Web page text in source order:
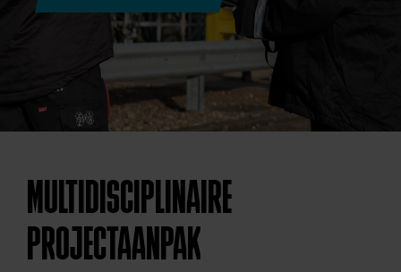
MULTIDISCIPLINAIRE
PROJECTAANPAK